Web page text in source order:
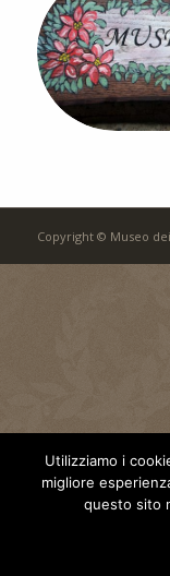
Copyright © Museo
Utilizziamo i
migliore
questo sito